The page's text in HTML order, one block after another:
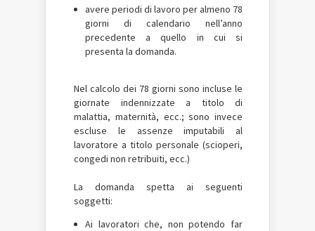
avere periodi di lavoro per almeno 78
giorni di calendario nell’anno
precedente a quello in cui si
presenta la domanda.
Nel calcolo dei 78 giorni sono incluse le
giornate indennizzate a titolo di
malattia, maternità, ecc.; sono invece
escluse le assenze imputabili al
lavoratore a titolo personale (scioperi,
congedi non retribuiti, ecc.)
La domanda spetta ai seguenti
soggetti:
Ai lavoratori che, non potendo far